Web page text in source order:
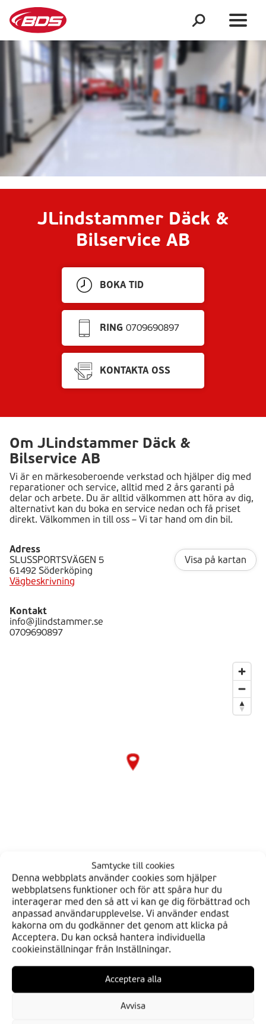
Samtycke till cookies
Denna webbplats använder cookies som hjälper
webbplatsens funktioner och för att spåra hur du
interagerar med den så att vi kan ge dig förbättrad och
anpassad användarupplevelse. Vi använder endast
kakorna om du godkänner det genom att klicka på
Acceptera. Du kan också hantera individuella
cookieinställningar från Inställningar.
Acceptera alla
Avvisa
JLindstammer Däck &
Bilservice AB
BOKA TID
RING 0709690897
KONTAKTA OSS
Om JLindstammer Däck &
Bilservice AB
Vi är en märkesoberoende verkstad och hjälper dig med
reparationer och service, alltid med 2 års garanti på
delar och arbete. Du är alltid välkommen att höra av dig,
alternativt kan du boka en service nedan och få priset
direkt. Välkommen in till oss – Vi tar hand om din bil.
Adress
SLUSSPORTSVÄGEN 5
61492 Söderköping
Vägbeskrivning
Visa på kartan
Kontakt
info@jlindstammer.se
0709690897
HITTA DIN BDS
Butiker